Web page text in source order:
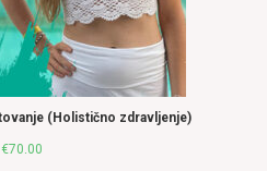
(Holistično zdravljenje)
€70.00